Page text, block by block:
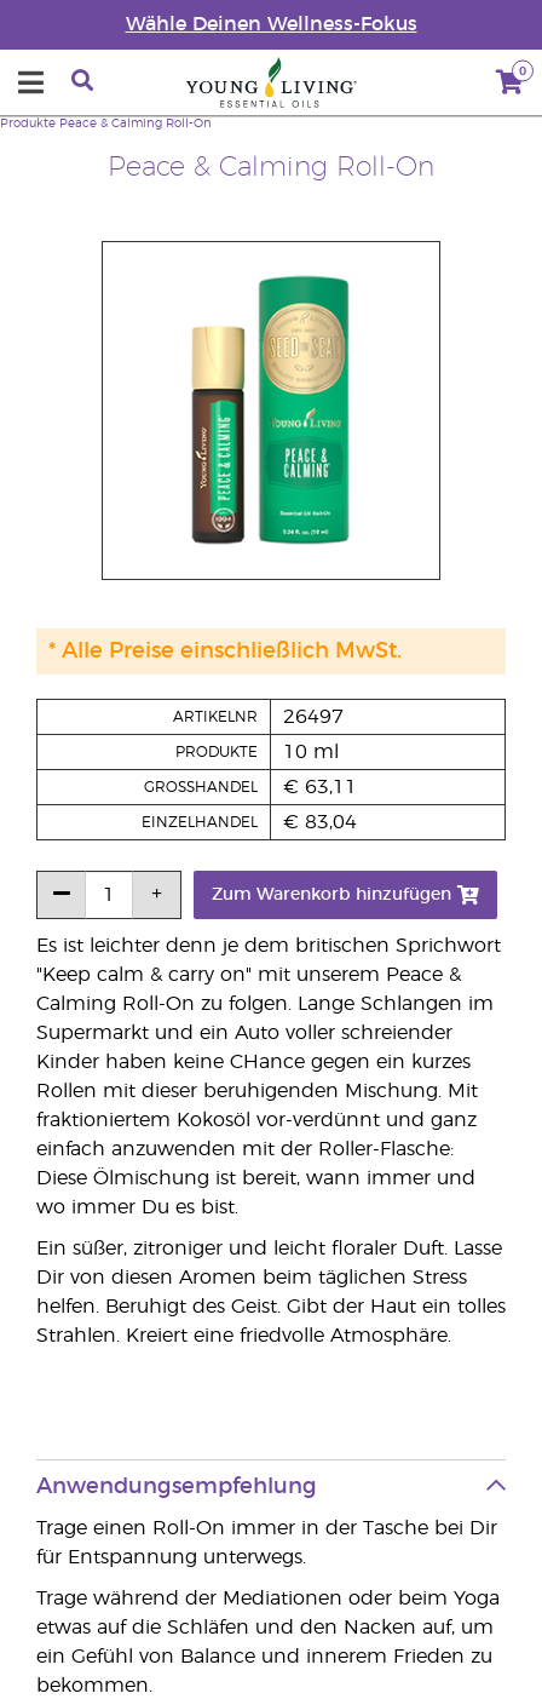
Wähle Deinen Wellness-Fokus
0
Peace & Calming Roll-On
Produkte Peace & Calming Roll-On
Es ist leichter denn je dem britischen Sprichwort
"Keep calm & carry on" mit unserem Peace &
Calming Roll-On zu folgen. Lange Schlangen im
Supermarkt und ein Auto voller schreiender
Kinder haben keine CHance gegen ein kurzes
Rollen mit dieser beruhigenden Mischung. Mit
fraktioniertem Kokosöl vor-verdünnt und ganz
einfach anzuwenden mit der Roller-Flasche:
Diese Ölmischung ist bereit, wann immer und
wo immer Du es bist.
Ein süßer, zitroniger und leicht floraler Duft. Lasse
Dir von diesen Aromen beim täglichen Stress
helfen. Beruhigt des Geist. Gibt der Haut ein tolles
Strahlen. Kreiert eine friedvolle Atmosphäre.
ARTIKELNR 26497
PRODUKTE 10 ml
GROSSHANDEL € 63,11
EINZELHANDEL € 83,04
Zum Warenkorb hinzufügen
* Alle Preise einschließlich MwSt.
Anwendungsempfehlung
Trage einen Roll-On immer in der Tasche bei Dir
für Entspannung unterwegs.
Trage während der Mediationen oder beim Yoga
etwas auf die Schläfen und den Nacken auf, um
ein Gefühl von Balance und innerem Frieden zu
bekommen.